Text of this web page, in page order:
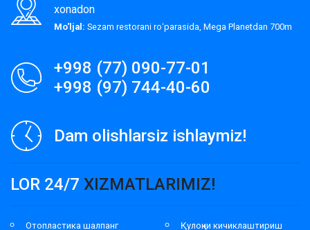
xonadon
Mo'ljal: Sezam restorani roʻparasida, Mega Planetdan 700m
+998 (77) 090-77-01
+998 (97) 744-40-60
Dam olishlarsiz ishlaymiz!
LOR 24/7 XIZMATLARIMIZ!
Отопластика шалпанг Қулоқни кичиклаштириш